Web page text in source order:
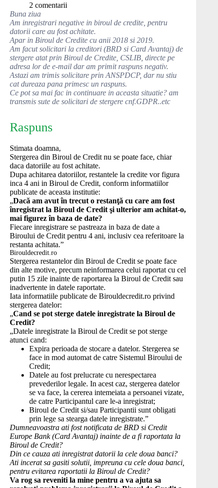
2 comentarii
Buna ziua
Am inregistrari negative in biroul de credite, pentru
datorii care au fost achitate.
Apar in Biroul de Credite cu anii 2018 si 2019.
Am facut solicitari la creditori (BRD si Card Avantaj) de
stergere atat prin Biroul de Credite, CSLIB, directe pe
adresa lor de e-mail dar am primit raspuns negativ.
Astazi am trimis solicitare prin ANSPDCP, dar nu stiu
cat dureaza pana primesc un raspuns.
Ce pot sa mai fac in continuare in aceasta situatie? am
transmis sute de solicitari de stergere cnf.GDPR..etc
Raspuns
Stimata doamna,
Stergerea din Biroul de Credit nu se poate face, chiar
daca datoriile au fost achitate.
Dupa achitarea datoriilor, restantele la credite vor figura
inca 4 ani in Biroul de Credit, conform informatiilor
publicate de aceasta institutie:
„Dacă am avut în trecut o restanţă cu care am fost
înregistrat la Biroul de Credit şi ulterior am achitat-o,
mai figurez în baza de date?
Fiecare inregistrare se pastreaza in baza de date a
Biroului de Credit pentru 4 ani, inclusiv cea referitoare la
restanta achitata.”
Birouldecredit.ro
Stergerea restantelor din Biroul de Credit se poate face
din alte motive, precum neinformarea celui raportat cu cel
putin 15 zile inainte de raportarea la Biroul de Credit sau
inadvertente in datele raportate.
Iata informatiile publicate de Birouldecredit.ro privind
stergerea datelor:
„Cand se pot sterge datele inregistrate la Biroul de
Credit?
„Datele inregistrate la Biroul de Credit se pot sterge
atunci cand:
Expira perioada de stocare a datelor. Stergerea se
face in mod automat de catre Sistemul Biroului de
Credit;
Datele au fost prelucrate cu nerespectarea
prevederilor legale. In acest caz, stergerea datelor
se va face, la cererea intemeiata a persoanei vizate,
de catre Participantul care le-a inregistrat;
Biroul de Credit si/sau Participantii sunt obligati
prin lege sa stearga datele inregistrate.”
Dumneavoastra ati fost notificata de BRD si Credit
Europe Bank (Card Avantaj) inainte de a fi raportata la
Biroul de Credit?
Din ce cauza ati inregistrat datorii la cele doua banci?
Ati incerat sa gasiti solutii, impreuna cu cele doua banci,
pentru evitarea raportatii la Biroul de Credit?
Va rog sa reveniti la mine pentru a va ajuta sa